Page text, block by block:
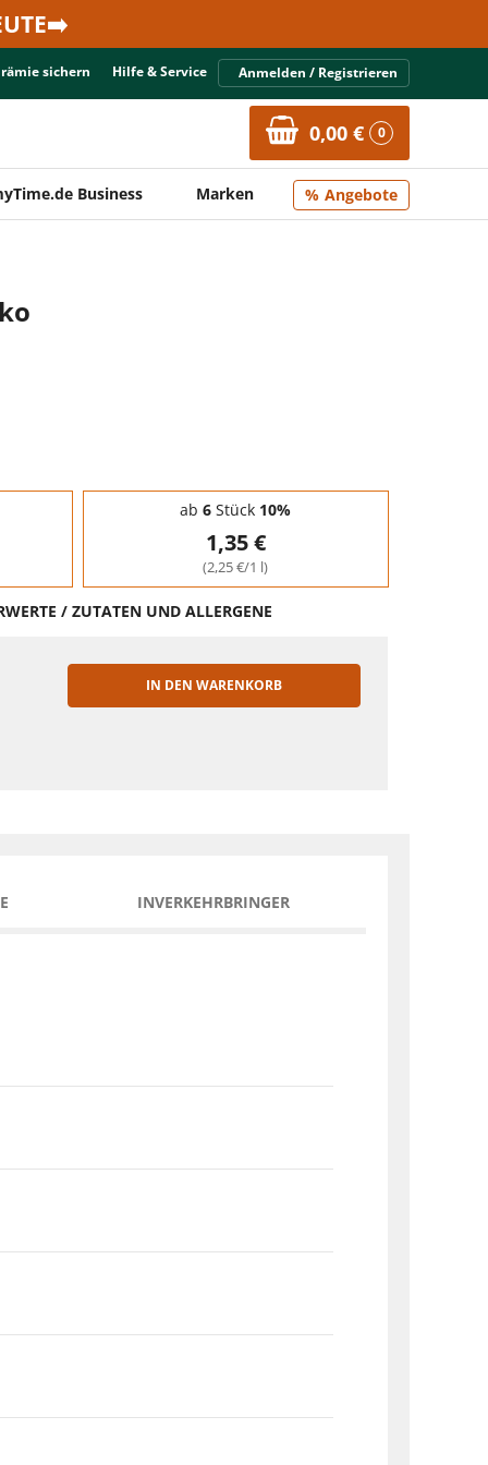
sichern Hilfe & Service Anmelden / Registrieren
0,00 € 0
Business Marken Angebote
ab 6 Stück 10%
1,35 €
(2,25 €/1 l)
/ ZUTATEN UND ALLERGENE
IN DEN WARENKORB
INVERKEHRBRINGER